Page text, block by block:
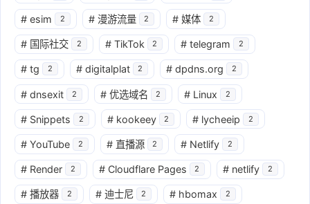
# esim 2 # 漫游流量 2 # 媒体 2
# 国际社交 2 # TikTok 2 # telegram 2
# tg 2 # digitalplat 2 # dpdns.org 2
# dnsexit 2 # 优选域名 2 # Linux 2
# Snippets 2 # kookeey 2 # lycheeip 2
# YouTube 2 # 直播源 2 # Netlify 2
# Render 2 # Cloudflare Pages 2 # netlify 2
# 播放器 2 # 迪士尼 2 # hbomax 2